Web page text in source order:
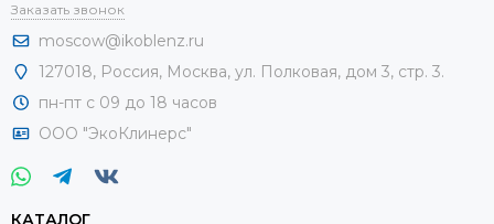
Заказать звонок
moscow@ikoblenz.ru
127018, Россия, Москва, ул. Полковая, дом 3, стр. 3.
пн-пт с 09 до 18 часов
ООО "ЭкоКлинерс"
КАТАЛОГ